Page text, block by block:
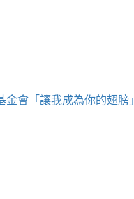
會「讓我成為你的翅